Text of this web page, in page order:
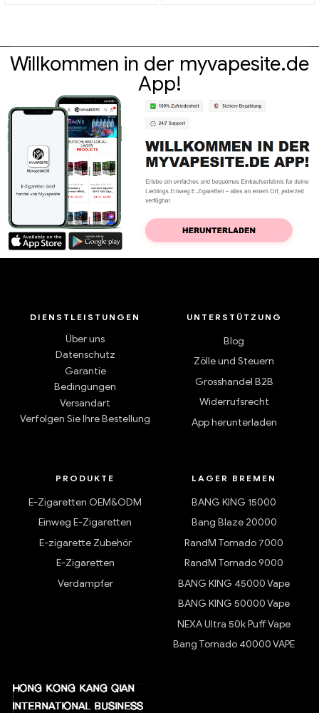
Willkommen in der myvapesite.de
App!
DIENSTLEISTUNGEN
Über uns
Datenschutz
Garantie
Bedingungen
Versandart
Verfolgen Sie Ihre Bestellung
UNTERSTÜTZUNG
Blog
Zölle und Steuern
Grosshandel B2B
Widerrufsrecht
App herunterladen
PRODUKTE
E-Zigaretten OEM&ODM
Einweg E-Zigaretten
E-zigarette Zubehör
E-Zigaretten
Verdampfer
LAGER BREMEN
BANG KING 15000
Bang Blaze 20000
RandM Tornado 7000
RandM Tornado 9000
BANG KING 45000 Vape
BANG KING 50000 Vape
NEXA Ultra 50k Puff Vape
Bang Tornado 40000 VAPE